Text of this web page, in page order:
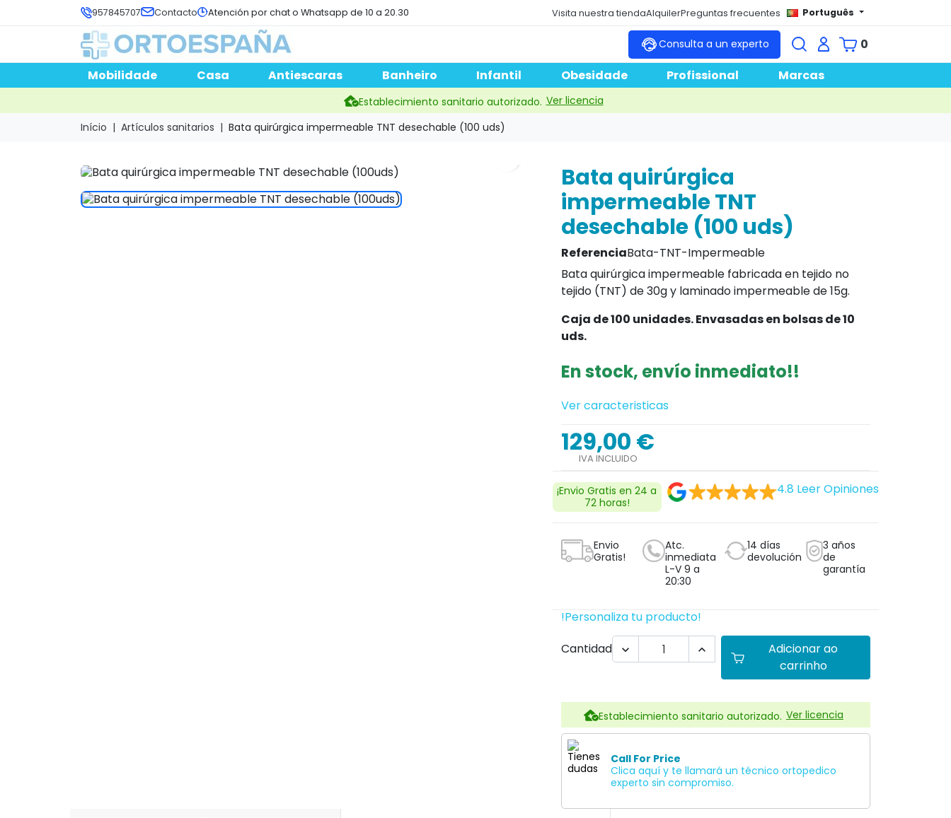
957845707 Contacto Atención por chat o Whatsapp de 10 a 20.30 Visita nuestra tiendaAlquilerPreguntas frecuentes Português
Consulta a un experto
0
Mobilidade
Casa Antiescaras Banheiro Infantil Obesidade Profissional Marcas
Establecimiento sanitario autorizado. Ver licencia
Início
Artículos sanitarios Bata quirúrgica impermeable TNT desechable (100 uds)
Bata quirúrgica
impermeable TNT
desechable (100 uds)
ReferenciaBata-TNT-Impermeable
Bata quirúrgica impermeable fabricada en tejido no
tejido (TNT) de 30gy laminado impermeable de 15g.
Caja de 100 unidades. Envasadas en bolsas de 10
uds.
En stock, envío inmediato!!
Ver caracteristicas
129,00 €
IVA INCLUIDO
¡Envio Gratis en 24 a
72 horas!
4.8 Leer Opiniones
Envio
Gratis!
Atc.
inmediata
L-V 9 a
20:30
14 días
devolución
3 años
de
garantía
!Personaliza tu producto!
Cantidad
 
Adicionar ao
carrinho
Establecimiento sanitario autorizado. Ver licencia
Call For Price
Clica aquí y te llamará un técnico ortopedico
experto sin compromiso.